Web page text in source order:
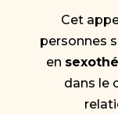
Cet
personnes
en
dans le